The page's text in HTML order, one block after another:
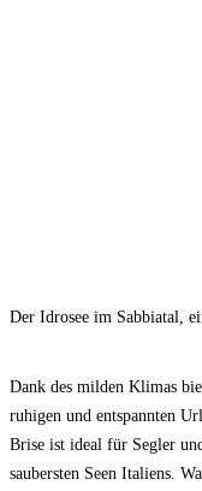
Der Idrosee im Sabbiatal,
Dank des milden Klimas
ruhigen und entspannten
Brise ist ideal für Segler
saubersten Seen Italiens.